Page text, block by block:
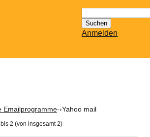
nach:
Anmelden
Emailprogramme-›Yahoo mail
2 (von insgesamt 2)
den